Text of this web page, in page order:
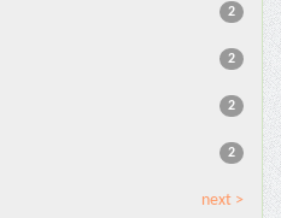
2
2
2
2
next >